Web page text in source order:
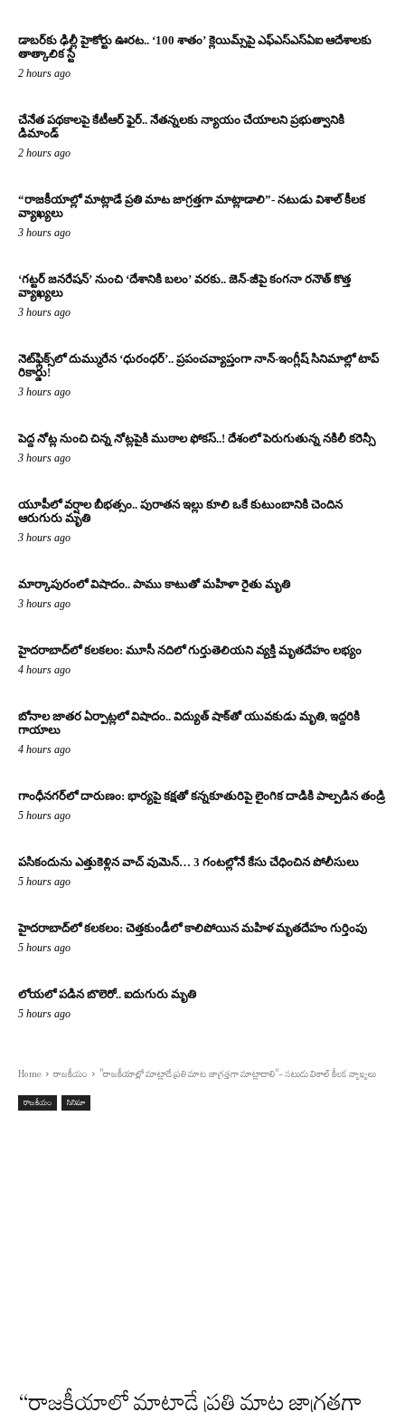
డాబర్‌కు ఢిల్లీ హైకోర్టు ఊరట.. ‘100 శాతం’ క్లెయిమ్స్‌పై ఎఫ్‌ఎస్‌ఎస్‌ఏఐ ఆదేశాలకు
తాత్కాలిక స్టే
2 hours ago
చేనేత పథకాలపై కేటీఆర్ ఫైర్.. నేతన్నలకు న్యాయం చేయాలని ప్రభుత్వానికి
డిమాండ్
2 hours ago
“రాజకీయాల్లో మాట్లాడే ప్రతి మాట జాగ్రత్తగా మాట్లాడాలి”- నటుడు విశాల్ కీలక
వ్యాఖ్యలు
3 hours ago
‘గట్టర్ జనరేషన్’ నుంచి ‘దేశానికి బలం’ వరకు.. జెన్-జీపై కంగనా రనౌత్ కొత్త
వ్యాఖ్యలు
3 hours ago
నెట్‌ఫ్లిక్స్‌లో దుమ్మురేన ‘ధురంధర్’.. ప్రపంచవ్యాప్తంగా నాన్-ఇంగ్లీష్ సినిమాల్లో టాప్
రికార్డు!
3 hours ago
పెద్ద నోట్ల నుంచి చిన్న నోట్లపైకి ముఠాల ఫోకస్..! దేశంలో పెరుగుతున్న నకిలీ కరెన్సీ
3 hours ago
యూపీలో వర్షాల బీభత్సం.. పురాతన ఇల్లు కూలి ఒకే కుటుంబానికి చెందిన
ఆరుగురు మృతి
3 hours ago
మార్కాపురంలో విషాదం.. పాము కాటుతో మహిళా రైతు మృతి
3 hours ago
హైదరాబాద్‌లో కలకలం: మూసీ నదిలో గుర్తుతెలియని వ్యక్తి మృతదేహం లభ్యం
4 hours ago
బోనాల జాతర ఏర్పాట్లలో విషాదం.. విద్యుత్ షాక్‌తో యువకుడు మృతి, ఇద్దరికి
గాయాలు
4 hours ago
గాంధీనగర్‌లో దారుణం: భార్యపై కక్షతో కన్నకూతురిపై లైంగిక దాడికి పాల్పడిన తండ్రి
5 hours ago
పసికందును ఎత్తుకెళ్లిన వాచ్ వుమెన్… 3 గంటల్లోనే కేసు చేధించిన పోలీసులు
5 hours ago
హైదరాబాద్‌లో కలకలం: చెత్తకుండీలో కాలిపోయిన మహిళ మృతదేహం గుర్తింపు
5 hours ago
లోయలో పడిన బొలెరో.. ఐదుగురు మృతి
5 hours ago